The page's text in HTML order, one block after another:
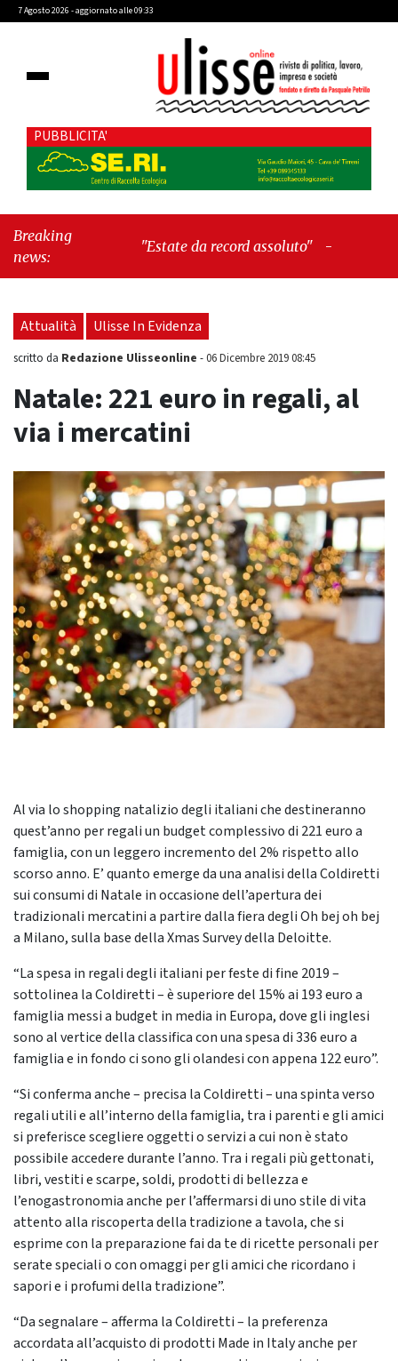
7 Agosto 2026 - aggiornato alle 09:33
PUBBLICITA'
Breaking
news:
"Estate da record assoluto" -"Francesco
Attualità Ulisse In Evidenza
scritto da Redazione Ulisseonline -06 Dicembre 2019 08:45
Natale: 221 euro in regali, al
via i mercatini
Al via lo shopping natalizio degli italiani che destineranno
quest’anno per regali un budget complessivo di 221 euro a
famiglia, con un leggero incremento del 2% rispetto allo
scorso anno. E’ quanto emerge da una analisi della Coldiretti
sui consumi di Natale in occasione dell’apertura dei
tradizionali mercatini a partire dalla fiera degli Oh bej oh bej
a Milano, sulla base della Xmas Survey della Deloitte.
“La spesa in regali degli italiani per feste di fine 2019 –
sottolinea la Coldiretti – è superiore del 15% ai 193 euro a
famiglia messi a budget in media in Europa, dove gli inglesi
sono al vertice della classifica con una spesa di 336 euro a
famiglia e in fondo ci sono gli olandesi con appena 122 euro”.
“Si conferma anche – precisa la Coldiretti – una spinta verso
regali utili e all’interno della famiglia, tra i parenti e gli amici
si preferisce scegliere oggetti o servizi a cui non è stato
possibile accedere durante l’anno. Tra i regali più gettonati,
libri, vestiti e scarpe, soldi, prodotti di bellezza e
l’enogastronomia anche per l’affermarsi di uno stile di vita
attento alla riscoperta della tradizione a tavola, che si
esprime con la preparazione fai da te di ricette personali per
serate speciali o con omaggi per gli amici che ricordano i
sapori e i profumi della tradizione”.
“Da segnalare – afferma la Coldiretti – la preferenza
accordata all’acquisto di prodotti Made in Italy anche per